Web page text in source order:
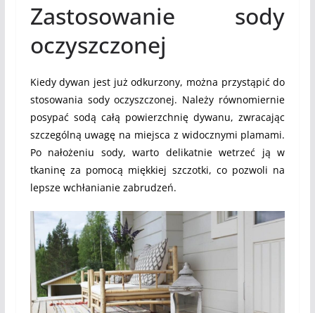
Zastosowanie sody
oczyszczonej
Kiedy dywan jest już odkurzony, można przystąpić do
stosowania sody oczyszczonej. Należy równomiernie
posypać sodą całą powierzchnię dywanu, zwracając
szczególną uwagę na miejsca z widocznymi plamami.
Po nałożeniu sody, warto delikatnie wetrzeć ją w
tkaninę za pomocą miękkiej szczotki, co pozwoli na
lepsze wchłanianie zabrudzeń.